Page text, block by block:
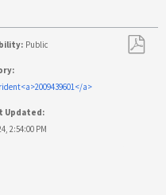
Public
a>
Updated:
2:54:00 PM